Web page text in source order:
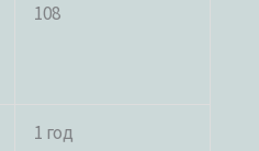
108
1 год